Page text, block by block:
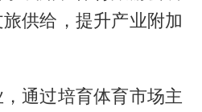
供给，提升产业附加
通过培育体育市场主